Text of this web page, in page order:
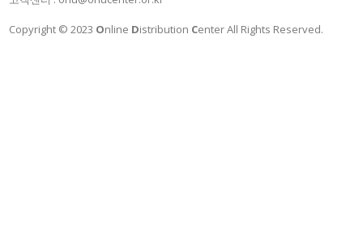
Copyright © 2023 Online Distribution Center All Rights Reserved.